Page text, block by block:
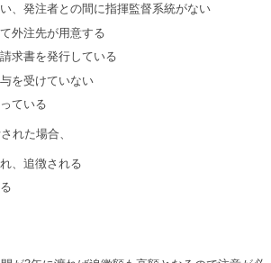
、発注者との間に指揮監督系統がない
外注先が用意する
求書を発行している
を受けていない
ている
れた場合、
、追徴される